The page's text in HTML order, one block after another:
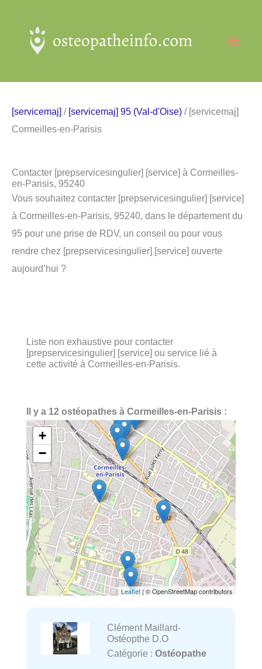
contenu
[servicemaj] / [servicemaj] 95 (Val-d'Oise) / [servicemaj]
Cormeilles-en-Parisis
Contacter [prepservicesingulier] [service] à Cormeilles-
en-Parisis, 95240
Vous souhaitez contacter [prepservicesingulier] [service]
à Cormeilles-en-Parisis, 95240, dans le département du
95 pour une prise de RDV, un conseil ou pour vous
rendre chez [prepservicesingulier] [service] ouverte
aujourd’hui ?
Liste non exhaustive pour contacter
[prepservicesingulier] [service] ou service lié à
cette activité à Cormeilles-en-Parisis.
Il y a 12 ostéopathes à Cormeilles-en-Parisis :
+
−
Leaflet | © OpenStreetMap contributors
Clément Maillard-
Ostéopthe D.O
Catégorie : Ostéopathe